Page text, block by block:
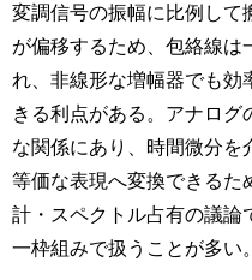
変調信号の振幅に比例して
が偏移するため、包絡線は
れ、非線形な増幅器でも効
きる利点がある。アナログ
な関係にあり、時間微分を
等価な表現へ変換できるた
計・スペクトル占有の議論
一枠組みで扱うことが多い。